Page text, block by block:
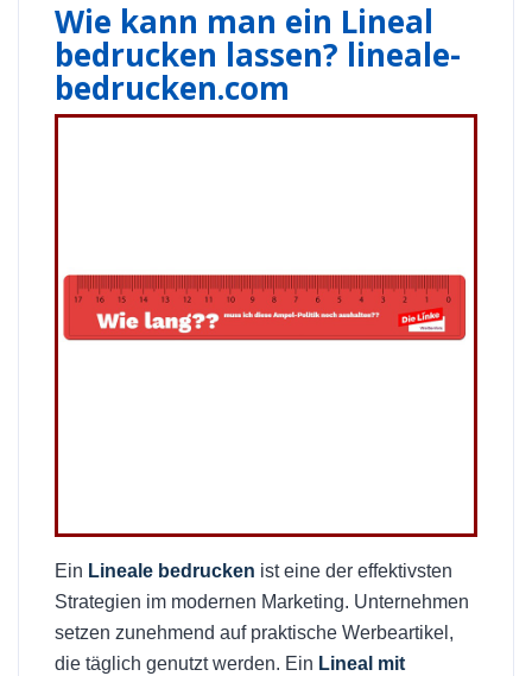
Wie kann man ein Lineal
bedrucken lassen? lineale-
bedrucken.com
Ein Lineale bedrucken ist eine der effektivsten
Strategien im modernen Marketing. Unternehmen
setzen zunehmend auf praktische Werbeartikel,
die täglich genutzt werden. Ein Lineal mit